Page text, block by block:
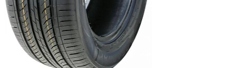
FF34
GR71
Grizzly3
iFree1004
iFree Original53
Ikon1
INFORGED1